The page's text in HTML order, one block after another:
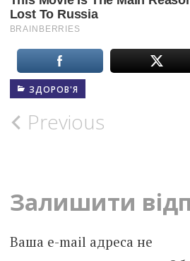
ЗДОРОВ'Я
Post
Previous
Залишити
Ваша e-mail адреса не